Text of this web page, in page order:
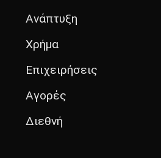
Ανάπτυξη
Χρήμα
Επιχειρήσεις
Αγορές
Διεθνή